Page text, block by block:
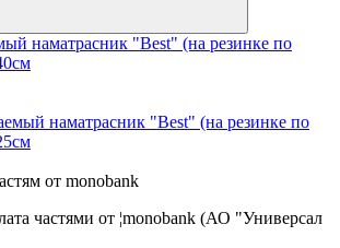
наматрасник "Best" (на резинке по
частями от ¦monobank (АО "Универсал